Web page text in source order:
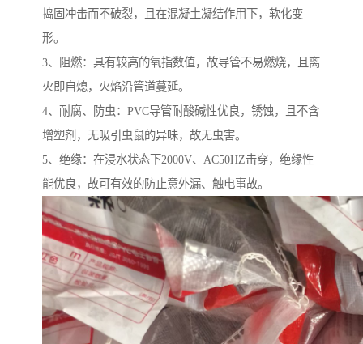
捣固冲击而不破裂，且在混凝土凝结作用下，软化变
形。
3、阻燃：具有较高的氧指数值，故导管不易燃烧，且离
火即自熄，火焰沿管道蔓延。
4、耐腐、防虫：PVC导管耐酸碱性优良，锈蚀，且不含
增塑剂，无吸引虫鼠的异味，故无虫害。
5、绝缘：在浸水状态下2000V、AC50HZ击穿，绝缘性
能优良，故可有效的防止意外漏、触电事故。